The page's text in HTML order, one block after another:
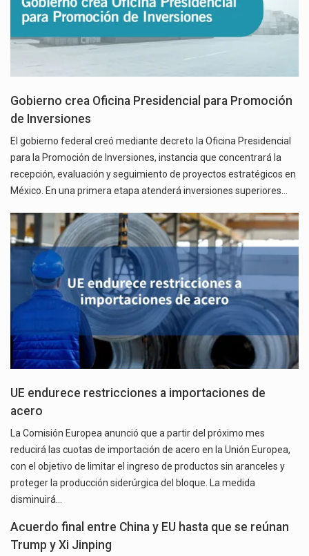
Gobierno crea Oficina Presidencial para Promoción
de Inversiones
El gobierno federal creó mediante decreto la Oficina Presidencial
para la Promoción de Inversiones, instancia que concentrará la
recepción, evaluación y seguimiento de proyectos estratégicos en
México. En una primera etapa atenderá inversiones superiores…
UE endurece restricciones a importaciones de
acero
La Comisión Europea anunció que a partir del próximo mes
reducirá las cuotas de importación de acero en la Unión Europea,
con el objetivo de limitar el ingreso de productos sin aranceles y
proteger la producción siderúrgica del bloque. La medida
disminuirá…
Acuerdo final entre China y EU hasta que se reúnan
Trump y Xi Jinping